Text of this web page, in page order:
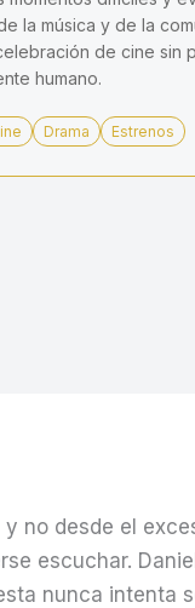
la música y de la
de cine sin
humano.
Drama Estrenos
no desde el
escuchar.
nunca intenta